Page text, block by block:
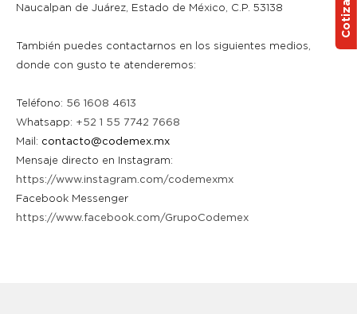
Naucalpan de Juárez, Estado de México, C.P. 53138
También puedes contactarnos en los siguientes medios,
donde con gusto te atenderemos:
Teléfono: 56 1608 4613
Whatsapp: +52 1 55 7742 7668
Mail: contacto@codemex.mx
Mensaje directo en Instagram:
https://www.instagram.com/codemexmx
Facebook Messenger
https://www.facebook.com/GrupoCodemex